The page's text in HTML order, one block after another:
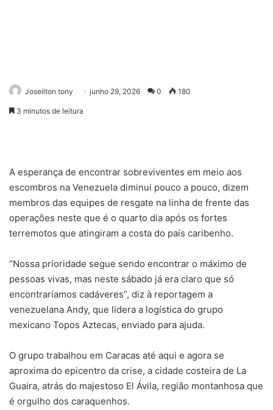
Joseilton tony junho 29, 2026 0 180
3 minutos de leitura
A esperança de encontrar sobreviventes em meio aos
escombros na Venezuela diminui pouco a pouco, dizem
membros das equipes de resgate na linha de frente das
operações neste que é o quarto dia após os fortes
terremotos que atingiram a costa do país caribenho.
“Nossa prioridade segue sendo encontrar o máximo de
pessoas vivas, mas neste sábado já era claro que só
encontraríamos cadáveres”, diz à reportagem a
venezuelana Andy, que lidera a logística do grupo
mexicano Topos Aztecas, enviado para ajuda.
O grupo trabalhou em Caracas até aqui e agora se
aproxima do epicentro da crise, a cidade costeira de La
Guaira, atrás do majestoso El Ávila, região montanhosa que
é orgulho dos caraquenhos.